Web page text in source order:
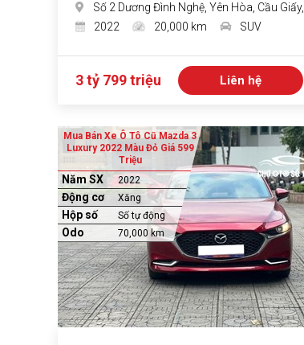
Số 2 Dương Đình Nghệ, Yên Hòa, Cầu
2022
20,000 km SUV
3 tỷ 799 triệu Liên hệ
Mua Bán Xe Ô Tô Cũ Mazda 3
Luxury 2022 Màu Đỏ Giá 599
Triệu
Năm SX 2022
Động cơ Xăng
Hộp số Số tự động
Odo 70,000 km